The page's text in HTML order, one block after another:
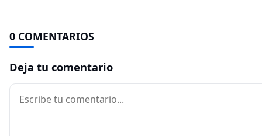
0 COMENTARIOS
Deja tu comentario
Comentario